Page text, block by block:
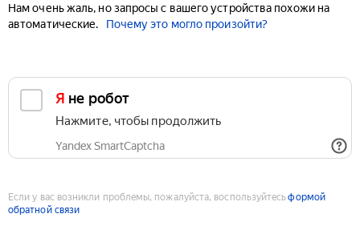
Нам очень жаль, но запросы с вашего устройства похожи на
автоматические.
Почему это могло произойти?
Я не робот
Нажмите, чтобы продолжить
Yandex SmartCaptcha
Если у вас возникли проблемы, пожалуйста, воспользуйтесьформой
обратной связи